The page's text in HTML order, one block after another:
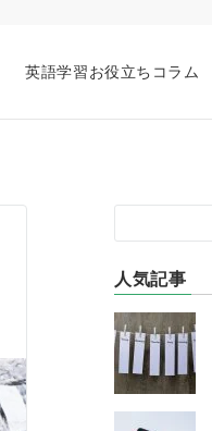
英語学習お役立ちコラム
人気記事